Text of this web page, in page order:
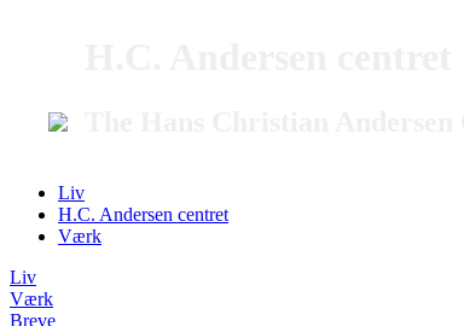
Liv
H.C. Andersen centret
Værk
Liv
Værk
Breve